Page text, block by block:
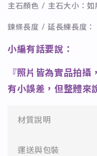
主石顏色 / 主石大小：如
鍊條長度 / 延長練長度：
小編有話要說：
『照片皆為實品拍
有小誤差，但整體來
材質說明
✻ 316L不鏽鋼
運送與包裝